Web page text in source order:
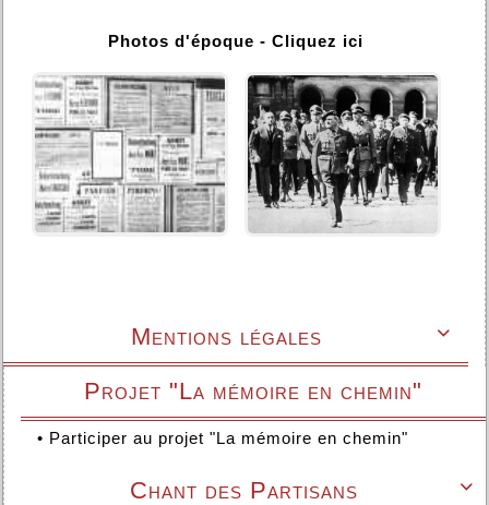
Photos d'époque - Cliquez ici

Mentions légales
Projet "La mémoire en chemin"
• Participer au projet "La mémoire en chemin"

Chant des Partisans